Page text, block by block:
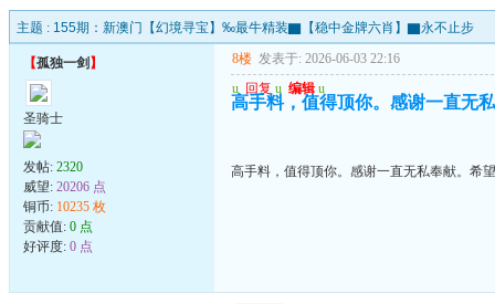
主题 : 155期：新澳门【幻境寻宝】‰最牛精装▇【稳中金牌六肖】▇永不止步
【孤独一剑 】
圣骑士
发帖: 2320
威望: 20206 点
铜币: 10235 枚
贡献值: 0 点
好评度: 0 点
8楼 发表于: 2026-06-03 22:16
u 回复 u 编辑 u
高手料，值得顶你。感谢一直无
高手料，值得顶你。感谢一直无私奉献。希